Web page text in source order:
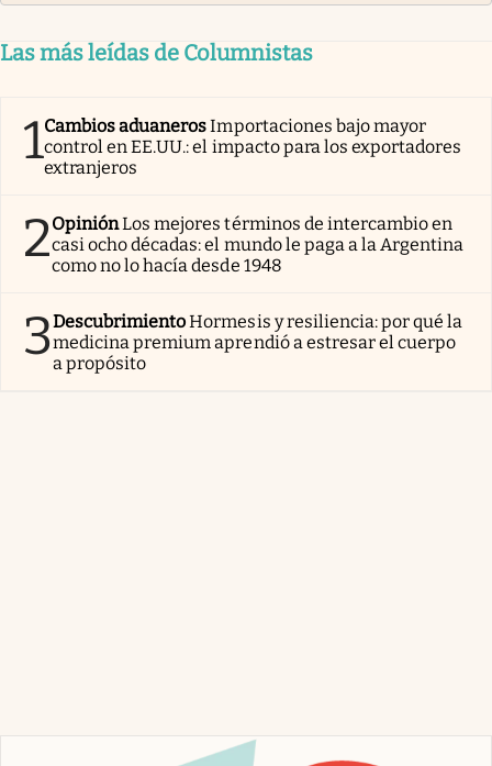
Las más leídas de Columnistas
1Cambios aduanerosImportaciones bajo mayor
control en EE.UU.: el impacto para los exportadores
extranjeros
2OpiniónLos mejores términos de intercambio en
casi ocho décadas: el mundo le paga a la Argentina
como no lo hacía desde 1948
3DescubrimientoHormesis y resiliencia: por qué la
medicina premium aprendió a estresar el cuerpo
a propósito